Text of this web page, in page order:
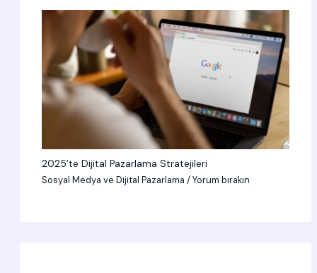
2025’te Dijital Pazarlama Stratejileri
Sosyal Medya ve Dijital Pazarlama /Yorum bırakın